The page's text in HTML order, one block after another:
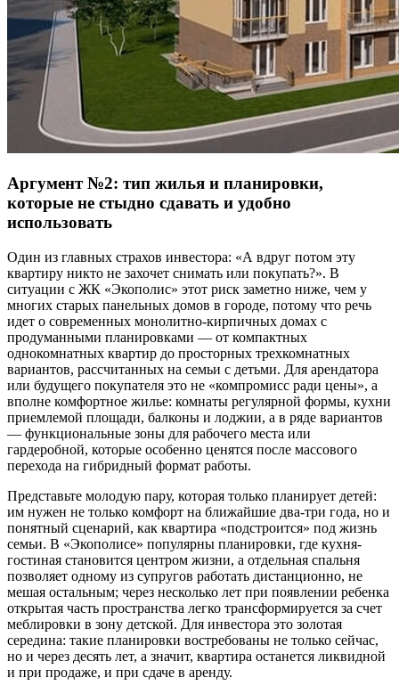
Аргумент №2: тип жилья и планировки,
которые не стыдно сдавать и удобно
использовать
Один из главных страхов инвестора: «А вдруг потом эту
квартиру никто не захочет снимать или покупать?». В
ситуации с ЖК «Экополис» этот риск заметно ниже, чем у
многих старых панельных домов в городе, потому что речь
идет о современных монолитно-кирпичных домах с
продуманными планировками — от компактных
однокомнатных квартир до просторных трехкомнатных
вариантов, рассчитанных на семьи с детьми. Для арендатора
или будущего покупателя это не «компромисс ради цены», а
вполне комфортное жилье: комнаты регулярной формы, кухни
приемлемой площади, балконы и лоджии, а в ряде вариантов
— функциональные зоны для рабочего места или
гардеробной, которые особенно ценятся после массового
перехода на гибридный формат работы.
Представьте молодую пару, которая только планирует детей:
им нужен не только комфорт на ближайшие два-три года, но и
понятный сценарий, как квартира «подстроится» под жизнь
семьи. В «Экополисе» популярны планировки, где кухня-
гостиная становится центром жизни, а отдельная спальня
позволяет одному из супругов работать дистанционно, не
мешая остальным; через несколько лет при появлении ребенка
открытая часть пространства легко трансформируется за счет
меблировки в зону детской. Для инвестора это золотая
середина: такие планировки востребованы не только сейчас,
но и через десять лет, а значит, квартира останется ликвидной
и при продаже, и при сдаче в аренду.